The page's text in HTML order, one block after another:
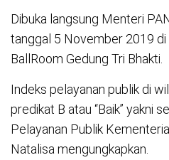
Dibuka langsung Menteri
tanggal 5 November 2019 di
BallRoom Gedung Tri Bhakti.
Indeks pelayanan publik di
predikat B atau “Baik” yakni
Pelayanan Publik
Natalisa mengungkapkan.